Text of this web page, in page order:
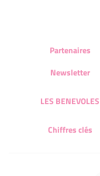
Partenaires
Newsletter
LES BENEVOLES
Chiffres clés